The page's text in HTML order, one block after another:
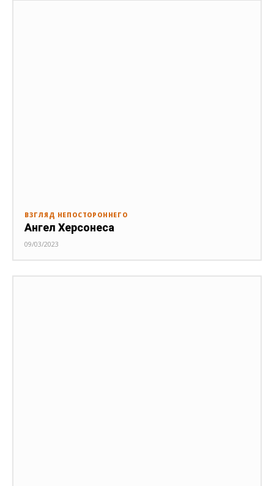
ВЗГЛЯД НЕПОСТОРОННЕГО
Ангел Херсонеса
09/03/2023